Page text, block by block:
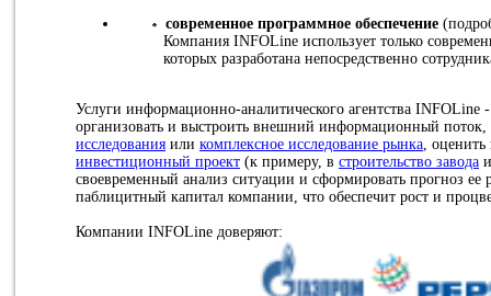
современное программное обеспечение
Компания INFOLine использует только
которых разработана непосредственно
Услуги информационно-аналитического агентства INFOLine
организовать и выстроить внешний информационный
исследования или комплексное исследование рынка ,
инвестиционный проект (к примеру, в строительство завода
своевременный анализ ситуации и сформировать прогноз ее
паблицитный капитал компании, что обеспечит рост и
Компании INFOLine доверяют: